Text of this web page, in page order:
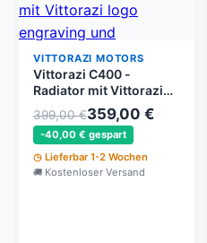
VITTORAZI MOTORS
Vittorazi C400 -
Radiator mit Vittorazi
logo engraving und
Befestigung Set
399,00 €359,00 €
-40,00 € gespart
Lieferbar 1-2 Wochen
Kostenloser Versand